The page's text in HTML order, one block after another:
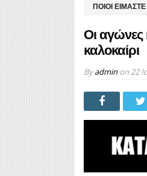
ΠΟΙΟΙ ΕΊΜΑΣΤΕ
Οι αγώνες
καλοκαίρι
Byadminon 22